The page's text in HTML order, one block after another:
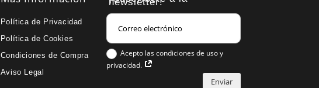
Política de Privacidad
Política de Cookies
Condiciones de Compra
Aviso Legal
Acepto las condiciones de uso y
privacidad.
Enviar